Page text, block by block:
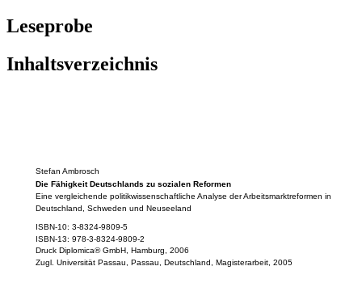
Leseprobe
Inhaltsverzeichnis
Stefan Ambrosch
Die Fähigkeit Deutschlands zu sozialen Reformen
Eine vergleichende politikwissenschaftliche Analyse der Arbeitsmarktreformen in
Deutschland, Schweden und Neuseeland
ISBN-10: 3-8324-9809-5
ISBN-13: 978-3-8324-9809-2
Druck Diplomica® GmbH, Hamburg, 2006
Zugl. Universität Passau, Passau, Deutschland, Magisterarbeit, 2005